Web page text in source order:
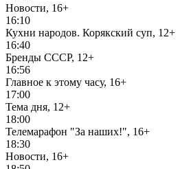
Новости, 16+
16:10
Кухни народов. Корякский суп, 12+
16:40
Бренды СССР, 12+
16:56
Главное к этому часу, 16+
17:00
Тема дня, 12+
18:00
Телемарафон "За наших!", 16+
18:30
Новости, 16+